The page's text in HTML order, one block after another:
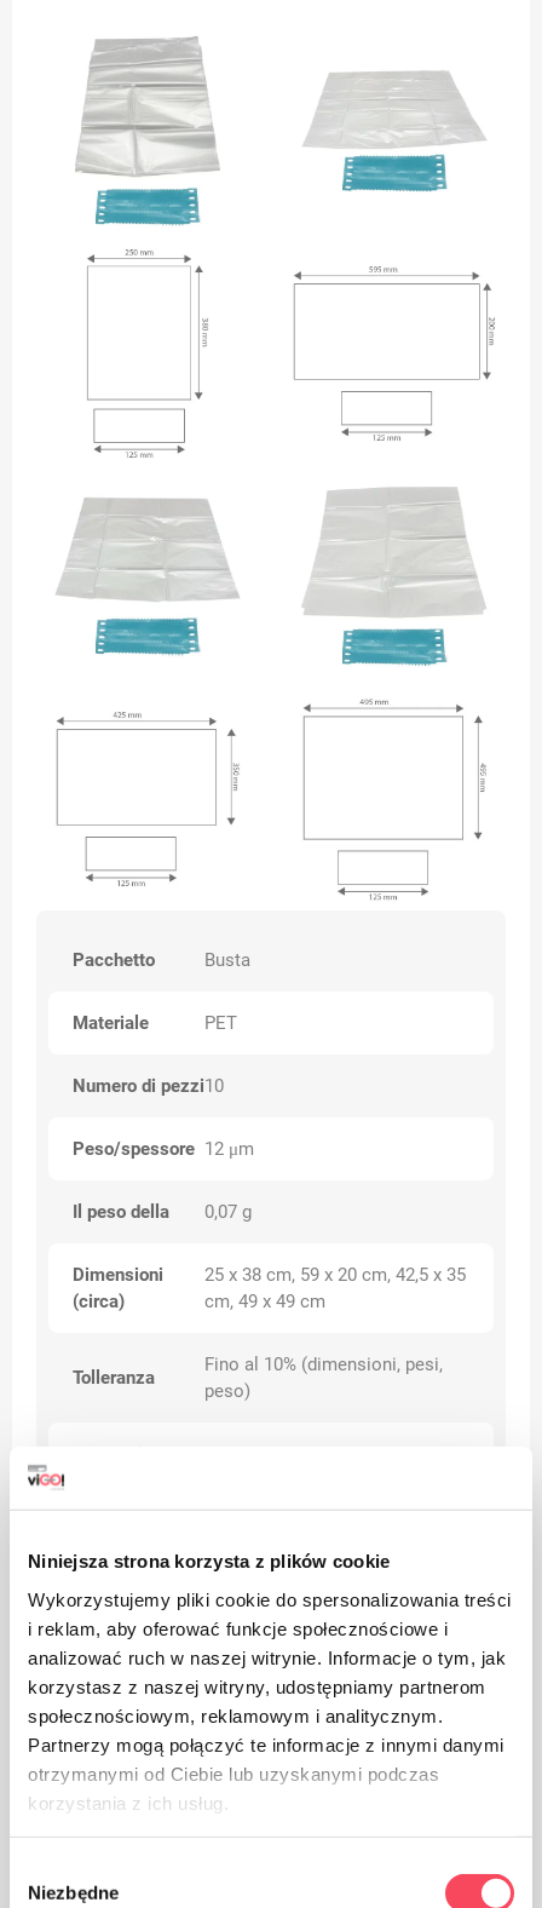
Niniejsza strona korzysta z plików cookie
Wykorzystujemy pliki cookie do spersonalizowania treści
i reklam, aby oferować funkcje społecznościowe i
analizować ruch w naszej witrynie. Informacje o tym, jak
korzystasz z naszej witryny, udostępniamy partnerom
społecznościowym, reklamowym i analitycznym.
Partnerzy mogą połączyć te informacje z innymi danymi
otrzymanymi od Ciebie lub uzyskanymi podczas
korzystania z ich usług.
zgody
Niezbędne
Pacchetto Busta
Materiale PET
Numero di pezzi10
Peso/spessore 12 μm
Il peso della 0,07 g
Dimensioni
(circa)
25 x 38 cm, 59 x 20 cm, 42,5 x 35
cm, 49 x 49 cm
Tolleranza
Fino al 10% (dimensioni, pesi,
peso)
Avvertenze